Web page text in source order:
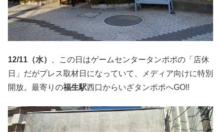
12/11（水）
、この日はゲームセンタータンポポの「店休
日」だがプレス取材日になっていて、メディア向けに特別
開放。最寄りの福生駅西口からいざタンポポへGO!!